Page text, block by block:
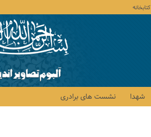
کتابخانه
شهدا نشست های برادری